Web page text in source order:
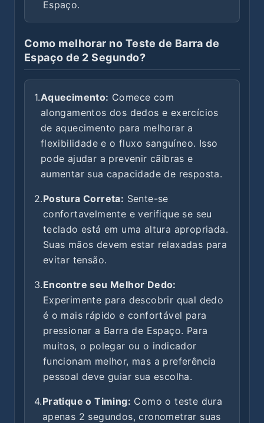
Espaço.
Como melhorar no Teste de Barra de
Espaço de 2 Segundo?
1.Aquecimento: Comece com
alongamentos dos dedos e exercícios
de aquecimento para melhorar a
flexibilidade e o fluxo sanguíneo. Isso
pode ajudar a prevenir cãibras e
aumentar sua capacidade de resposta.
2.Postura Correta: Sente-se
confortavelmente e verifique se seu
teclado está em uma altura apropriada.
Suas mãos devem estar relaxadas para
evitar tensão.
3.Encontre seu Melhor Dedo:
Experimente para descobrir qual dedo
é o mais rápido e confortável para
pressionar a Barra de Espaço. Para
muitos, o polegar ou o indicador
funcionam melhor, mas a preferência
pessoal deve guiar sua escolha.
4.Pratique o Timing: Como o teste dura
apenas 2 segundos, cronometrar suas